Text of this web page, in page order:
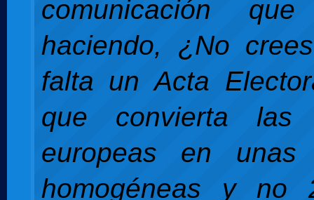
comunicación
haciendo, ¿No
falta un Acta
que convierta las
europeas en unas
homogéneas y no